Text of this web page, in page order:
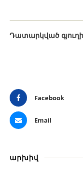
Դատարկված
Facebook
Email
արխիվ